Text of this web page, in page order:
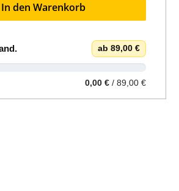
In den Warenkorb
. ab 89,00 €
0,00 € / 89,00 €